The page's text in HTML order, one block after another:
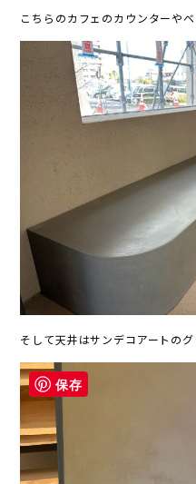
こちらのカフェのカウンターや
そして天井はサンデコアートの
保存